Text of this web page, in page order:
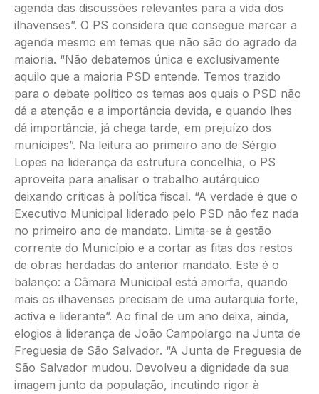
agenda das discussões relevantes para a vida dos
ilhavenses”. O PS considera que consegue marcar a
agenda mesmo em temas que não são do agrado da
maioria. “Não debatemos única e exclusivamente
aquilo que a maioria PSD entende. Temos trazido
para o debate político os temas aos quais o PSD não
dá a atenção e a importância devida, e quando lhes
dá importância, já chega tarde, em prejuízo dos
munícipes”. Na leitura ao primeiro ano de Sérgio
Lopes na liderança da estrutura concelhia, o PS
aproveita para analisar o trabalho autárquico
deixando críticas à política fiscal. “A verdade é que o
Executivo Municipal liderado pelo PSD não fez nada
no primeiro ano de mandato. Limita-se à gestão
corrente do Município e a cortar as fitas dos restos
de obras herdadas do anterior mandato. Este é o
balanço: a Câmara Municipal está amorfa, quando
mais os ilhavenses precisam de uma autarquia forte,
activa e liderante”. Ao final de um ano deixa, ainda,
elogios à liderança de João Campolargo na Junta de
Freguesia de São Salvador. “A Junta de Freguesia de
São Salvador mudou. Devolveu a dignidade da sua
imagem junto da população, incutindo rigor à